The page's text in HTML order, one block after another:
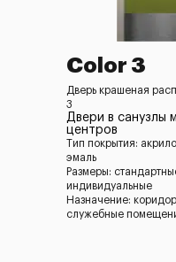
Color 3
Дверь крашеная
3
Двери в санузлы
центров
Тип покрытия:
эмаль
Размеры:
индивидуальные
Назначение:
служебные